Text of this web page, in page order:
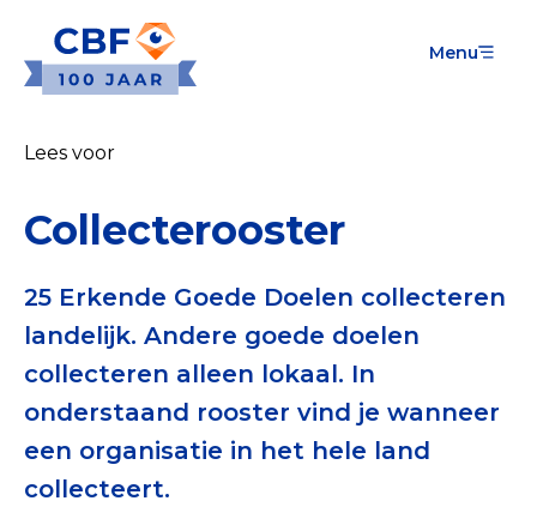
Menu
Goede Doelen
CBF-Erkenning aanvragen
Tarieven CBF-Erkenning
Publiek
Veilig geven met het CBF-keurmerk
Check het CBF-keurmerk van een goed doel
Download de Geef Gerust Checklist
Lees voor
Collecterooster
25 Erkende Goede Doelen collecteren
landelijk. Andere goede doelen
collecteren alleen lokaal. In
onderstaand rooster vind je wanneer
een organisatie in het hele land
collecteert.